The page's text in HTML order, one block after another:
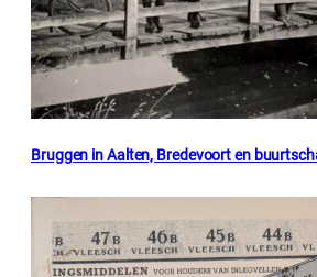
Bruggen in Aalten, Bredevoort en